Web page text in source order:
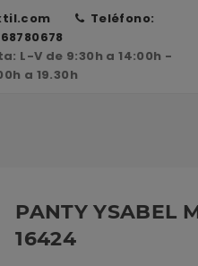
Teléfono:
L-V de 9:30h a 14:00h -
a 19.30h
PANTY YSABEL
16424